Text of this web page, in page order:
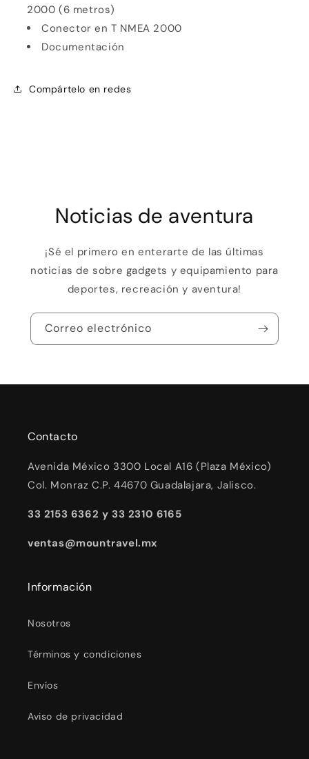
2000 (6 metros)
Conector en T NMEA 2000
Documentación
Compártelo en redes
Noticias de aventura
¡Sé el primero en enterarte de las últimas
noticias de sobre gadgets y equipamiento para
deportes, recreación y aventura!
Correo electrónico
Contacto
Avenida México 3300 Local A16 (Plaza México)
Col. Monraz C.P. 44670 Guadalajara, Jalisco.
33 2153 6362 y 33 2310 6165
ventas@mountravel.mx
Información
Nosotros
Términos y condiciones
Envíos
Aviso de privacidad